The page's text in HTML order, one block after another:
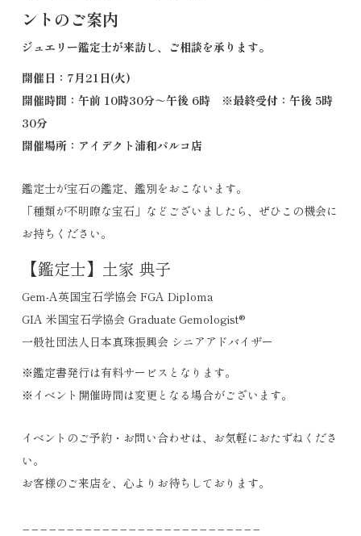
ントのご案内
ジュエリー鑑定士が来訪し、ご相談を承ります。
開催日：7月21日(火)
開催時間：午前 10時30分～午後 6時 ※最終受付：午後 5時
30分
開催場所：アイデクト浦和パルコ店
鑑定士が宝石の鑑定、鑑別をおこないます。
「種類が不明瞭な宝石」などございましたら、ぜひこの機会に
お持ちください。
【鑑定士】土家 典子
Gem-A英国宝石学協会 FGA Diploma
GIA 米国宝石学協会 Graduate Gemologist®
一般社団法人日本真珠振興会 シニアアドバイザー
※鑑定書発行は有料サービスとなります。
※イベント開催時間は変更となる場合がございます。
イベントのご予約・お問い合わせは、お気軽におたずねくださ
い。
お客様のご来店を、心よりお待ちしております。
−−−−−−−−−−−−−−−−−−−−−−−−−−−